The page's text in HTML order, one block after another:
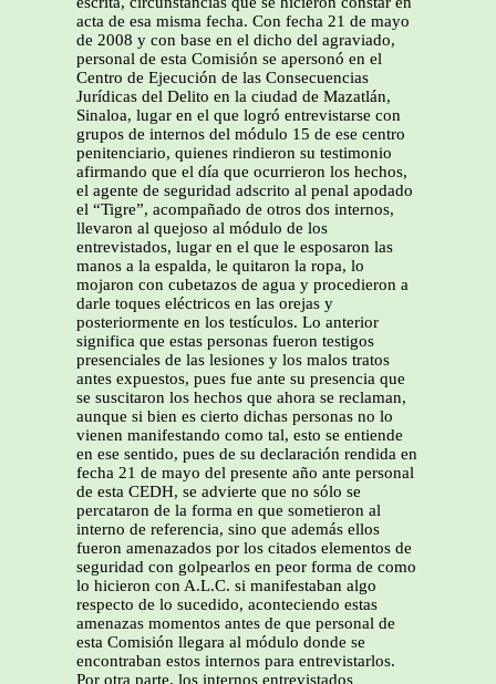
acta de esa misma fecha. Con fecha 21 de mayo
de 2008 y con base en el dicho del agraviado,
personal de esta Comisión se apersonó en el
Centro de Ejecución de las Consecuencias
Jurídicas del Delito en la ciudad de Mazatlán,
Sinaloa, lugar en el que logró entrevistarse con
grupos de internos del módulo 15 de ese centro
penitenciario, quienes rindieron su testimonio
afirmando que el día que ocurrieron los hechos,
el agente de seguridad adscrito al penal apodado
el “Tigre”, acompañado de otros dos internos,
llevaron al quejoso al módulo de los
entrevistados, lugar en el que le esposaron las
manos a la espalda, le quitaron la ropa, lo
mojaron con cubetazos de agua y procedieron a
darle toques eléctricos en las orejas y
posteriormente en los testículos. Lo anterior
significa que estas personas fueron testigos
presenciales de las lesiones y los malos tratos
antes expuestos, pues fue ante su presencia que
se suscitaron los hechos que ahora se reclaman,
aunque si bien es cierto dichas personas no lo
vienen manifestando como tal, esto se entiende
en ese sentido, pues de su declaración rendida en
fecha 21 de mayo del presente año ante personal
de esta CEDH, se advierte que no sólo se
percataron de la forma en que sometieron al
interno de referencia, sino que además ellos
fueron amenazados por los citados elementos de
seguridad con golpearlos en peor forma de como
lo hicieron con A.L.C. si manifestaban algo
respecto de lo sucedido, aconteciendo estas
amenazas momentos antes de que personal de
esta Comisión llegara al módulo donde se
encontraban estos internos para entrevistarlos.
Por otra parte, los internos entrevistados